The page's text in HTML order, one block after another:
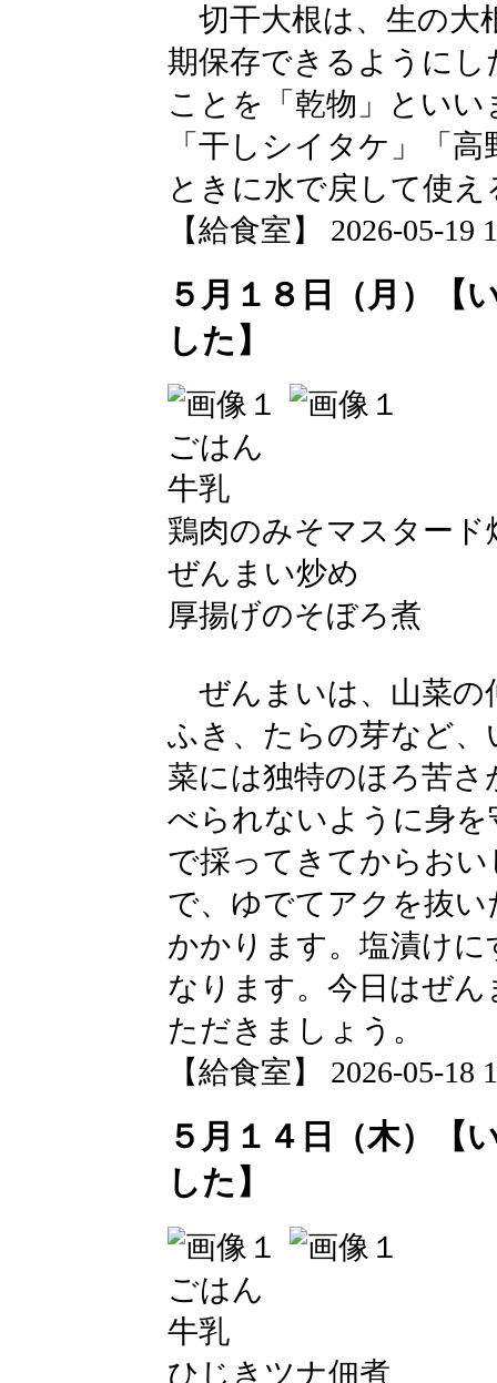
切干大根は、生の大
期保存できるように
ことを「乾物」とい
「干しシイタケ」「
ときに水で戻して使
【給食室】 2026-05-19
５月１８日（月）【
した】
ごはん
牛乳
鶏肉のみそマスタード
ぜんまい炒め
厚揚げのそぼろ煮
ぜんまいは、山菜の
ふき、たらの芽など
菜には独特のほろ苦
べられないように身
で採ってきてからお
で、ゆでてアクを抜
かかります。塩漬け
なります。今日はぜ
ただきましょう。
【給食室】 2026-05-18
５月１４日（木）【
した】
ごはん
牛乳
ひじきツナ佃煮